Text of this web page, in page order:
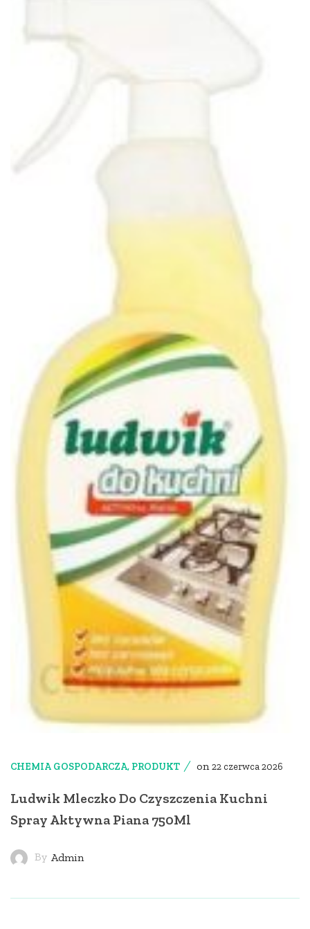
CHEMIA GOSPODARCZA, PRODUKT on 22 czerwca 2026
Ludwik Mleczko Do Czyszczenia Kuchni
Spray Aktywna Piana 750Ml
By Admin